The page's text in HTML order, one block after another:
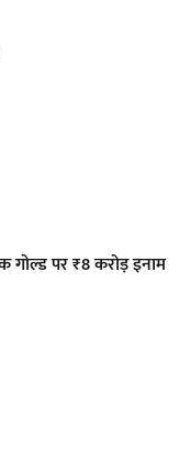
पर ₹8 करोड़ इनाम